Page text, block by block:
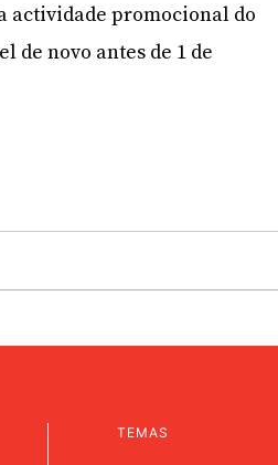
actividade promocional do
de novo antes de 1 de
TEMAS